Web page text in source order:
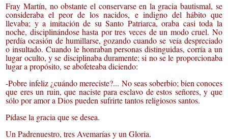
Fray Martín, no obstante el conservarse en la gracia bautismal, se
consideraba el peor de los nacidos, e indigno del hábito que
llevaba; y a imitación de su Santo Patriarca, oraba casi toda la
noche, disciplinándose hasta por tres veces de un modo cruel. No
perdía ocasión de humillarse, gozando cuando se veía despreciado
o insultado. Cuando le honraban personas distinguidas, corría a un
lugar oculto, y se disciplinaba duramente; si no se le proporcionaba
lugar a propósito, se abofeteaba diciendo:
-Pobre infeliz ¿cuándo mereciste?... No seas soberbio; bien conoces
que eres un ruin, que naciste para esclavo de estos señores, y que
sólo por amor a Dios pueden sufrirte tantos religiosos santos.
Pídase la gracia que se desea.
Un Padrenuestro, tres Avemarías y un Gloria.